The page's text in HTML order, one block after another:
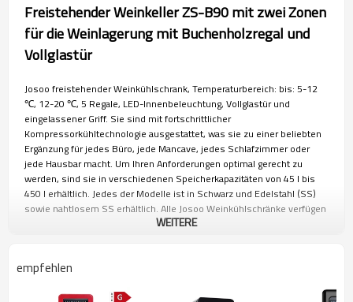
Freistehender Weinkeller ZS-B90 mit zwei Zonen
für die Weinlagerung mit Buchenholzregal und
Vollglastür
Josoo freistehender Weinkühlschrank, Temperaturbereich: bis: 5-12
℃, 12-20 ℃, 5 Regale, LED-Innenbeleuchtung, Vollglastür und
eingelassener Griff. Sie sind mit fortschrittlicher
Kompressorkühltechnologie ausgestattet, was sie zu einer beliebten
Ergänzung für jedes Büro, jede Mancave, jedes Schlafzimmer oder
jede Hausbar macht. Um Ihren Anforderungen optimal gerecht zu
werden, sind sie in verschiedenen Speicherkapazitäten von 45 l bis
450 l erhältlich. Jedes der Modelle ist in Schwarz und Edelstahl (SS)
sowie nahtlosem SS erhältlich. Alle Josoo Weinkühlschränke verfügen
über eine hochwertige zwei- oder dreischichtige Tür aus gehärtetem
Türen ausgestattet, die mit Schlüssel abschließbar sind.
WEITERE
empfehlen